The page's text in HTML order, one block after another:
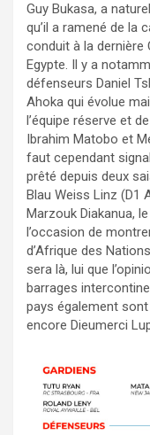
Guy Bukasa, a
qu’il a ramené de la
conduit à la dernière
Egypte. Il y a
défenseurs Daniel
Ahoka qui évolue
l’équipe réserve et
Ibrahim Matobo et
faut cependant
prêté depuis deux
Blau Weiss Linz (D1
Marzouk Diakanua,
l’occasion de
d’Afrique des
sera là, lui que
barrages
pays également
encore Dieumerci